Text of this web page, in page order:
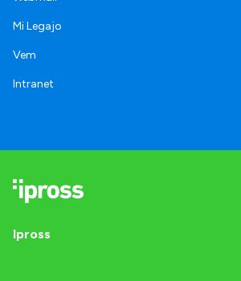
Mi Legajo
Vem
Intranet
Ipross